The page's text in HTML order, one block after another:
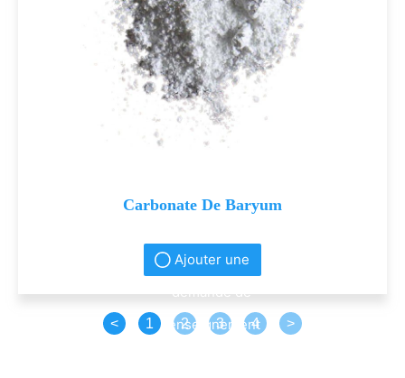
Carbonate De Baryum
Ajouter une
demande de
renseignement
< 1 2 3 4 >